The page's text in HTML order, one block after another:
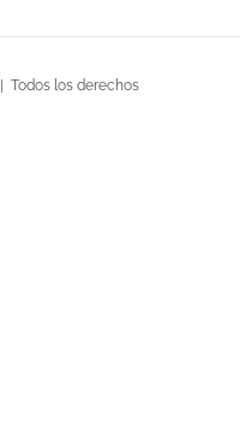
| Todos los derechos